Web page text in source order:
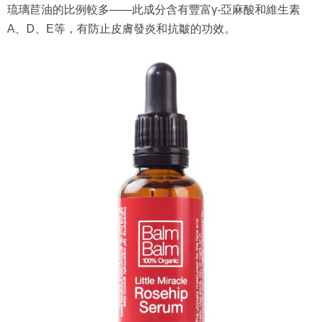
琉璃苣油的比例較多——此成分含有豐富γ-亞麻酸和維生素
A、D、E等，有防止皮膚發炎和抗皺的功效。